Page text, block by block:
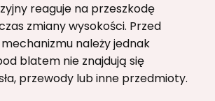
reaguje na przeszkodę
zmiany wysokości. Przed
należy jednak
blatem nie znajdują się
przewody lub inne przedmioty.